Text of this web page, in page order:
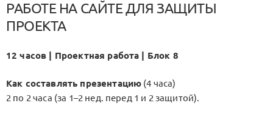
РАБОТЕ НА САЙТЕ ДЛЯ ЗАЩИТЫ
ПРОЕКТА
12 часов | Проектная работа | Блок 8
Как составлять презентацию (4 часа)
2 по 2 часа (за 1–2 нед. перед 1 и 2 защитой).